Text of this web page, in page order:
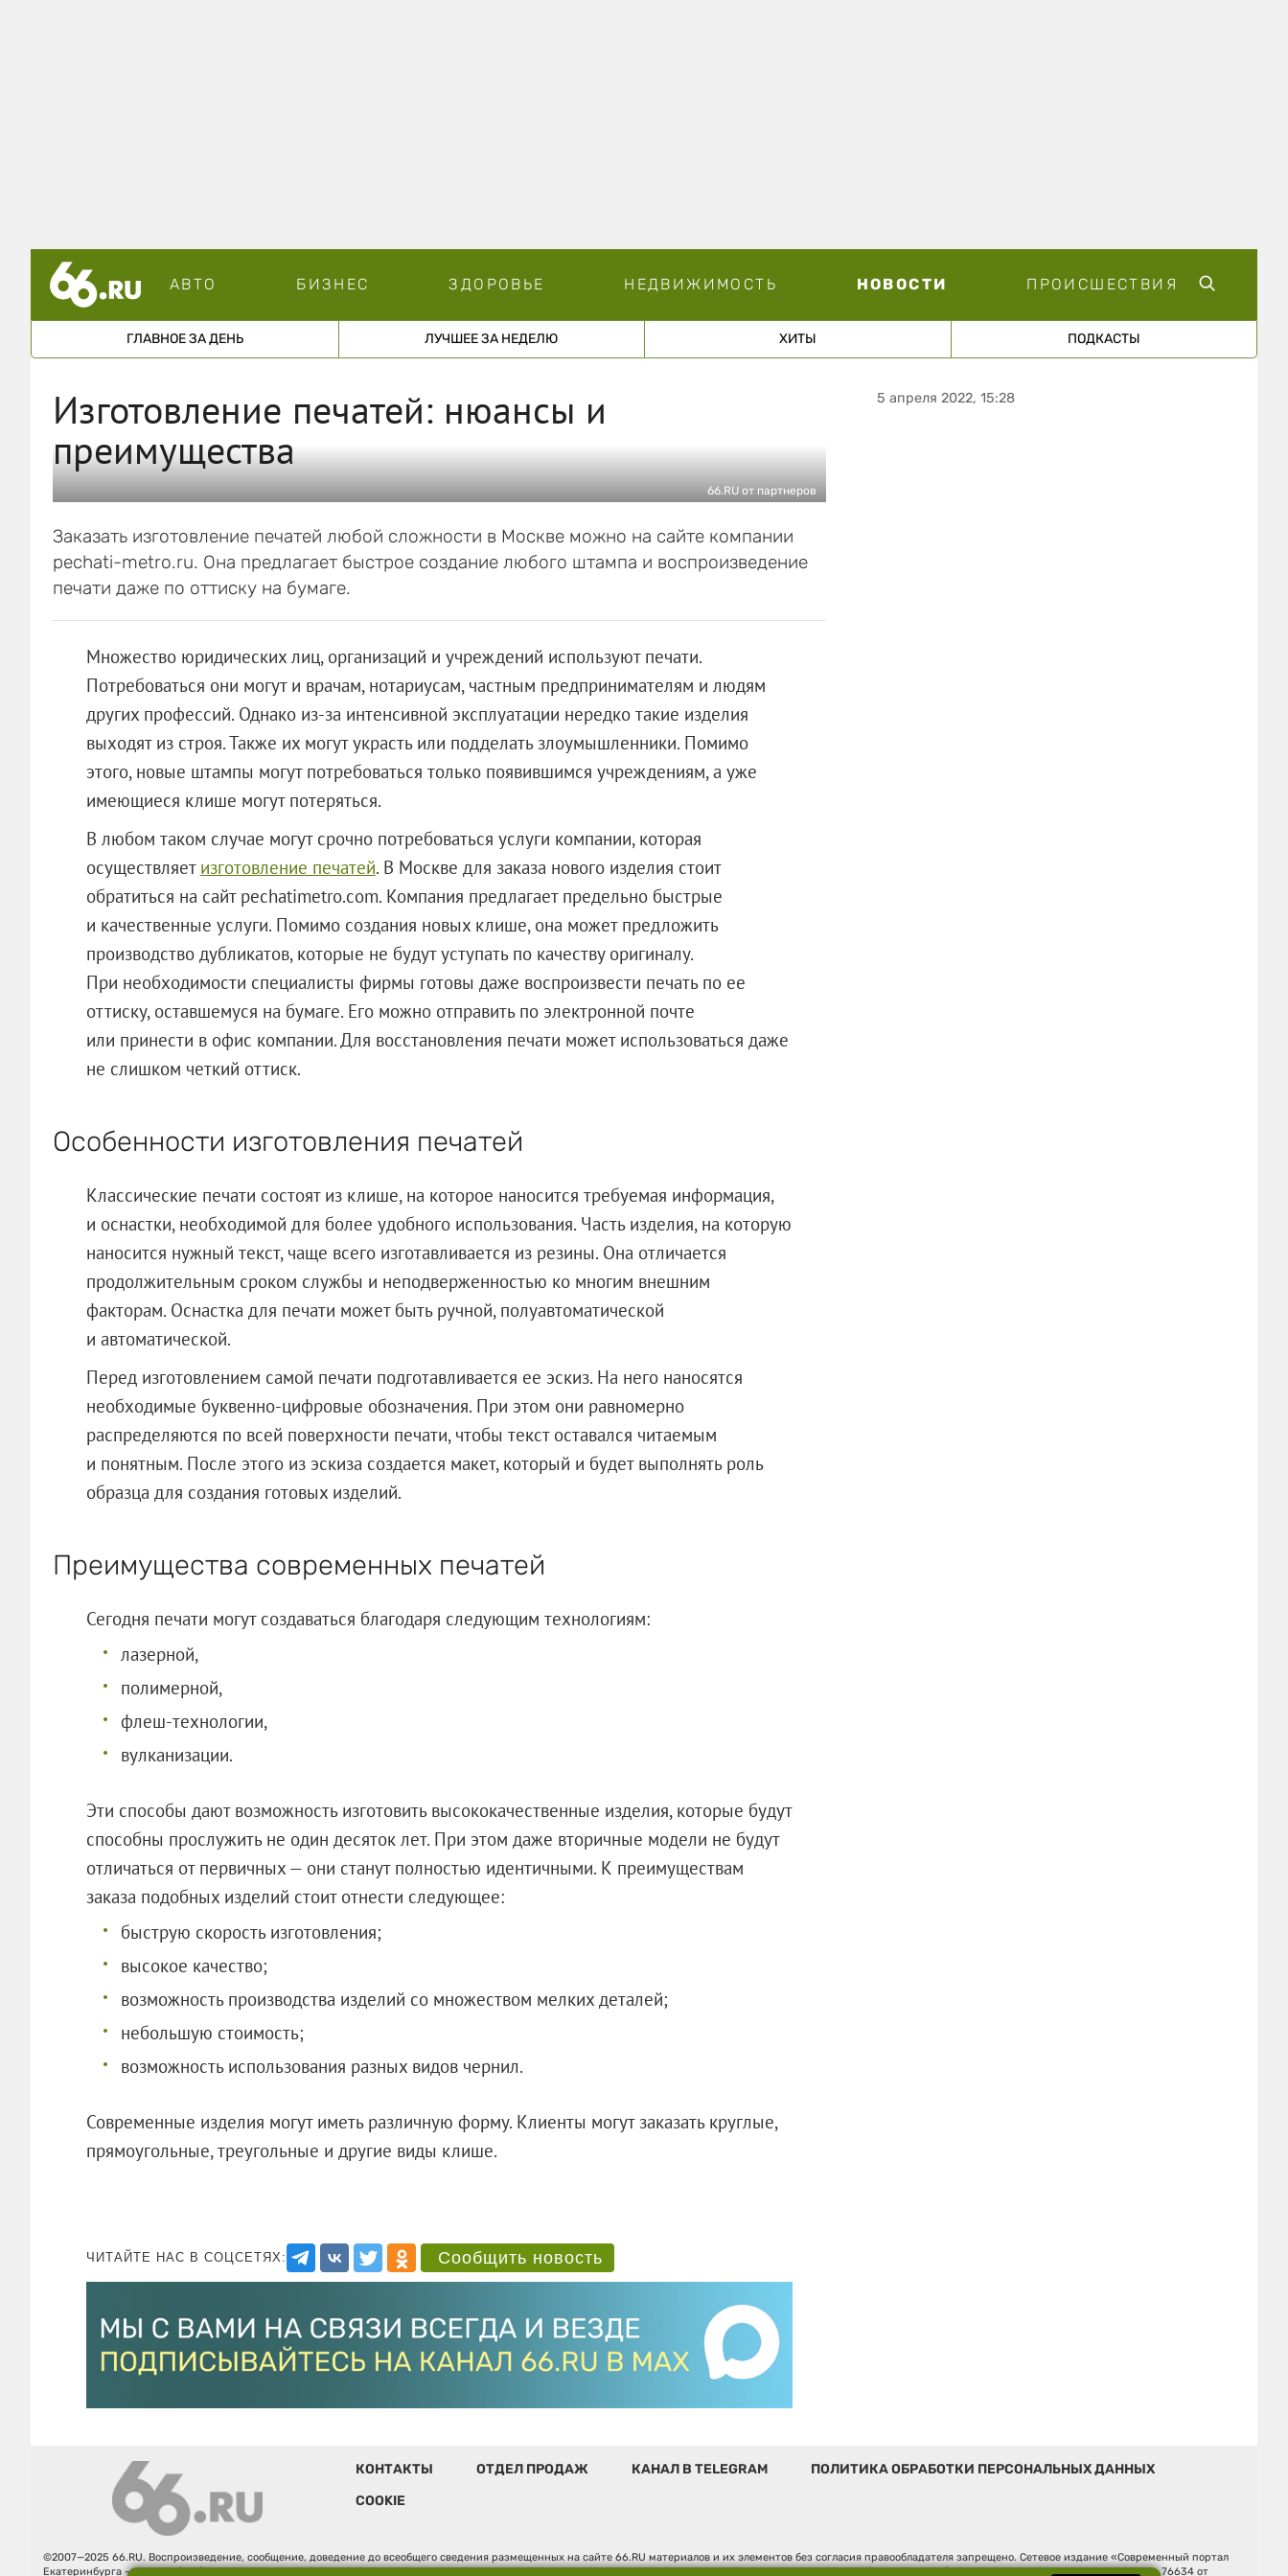
АВТО БИЗНЕС ЗДОРОВЬЕ НЕДВИЖИМОСТЬ НОВОСТИ ПРОИСШЕСТВИЯ
ГЛАВНОЕ ЗА ДЕНЬ ЛУЧШЕЕ ЗА НЕДЕЛЮ ХИТЫ ПОДКАСТЫ
Изготовление печатей: нюансы и
преимущества
66.RU от партнеров
Заказать изготовление печатей любой сложности в Москве можно на сайте компании
pechati-metro.ru. Она предлагает быстрое создание любого штампа и воспроизведение
печати даже по оттиску на бумаге.
Множество юридических лиц, организаций и учреждений используют печати.
Потребоваться они могут и врачам, нотариусам, частным предпринимателям и людям
других профессий. Однако из-за интенсивной эксплуатации нередко такие изделия
выходят из строя. Также их могут украсть или подделать злоумышленники. Помимо
этого, новые штампы могут потребоваться только появившимся учреждениям, а уже
имеющиеся клише могут потеряться.
В любом таком случае могут срочно потребоваться услуги компании, которая
осуществляет изготовление печатей. В Москве для заказа нового изделия стоит
обратиться на сайт pechatimetro.com. Компания предлагает предельно быстрые
и качественные услуги. Помимо создания новых клише, она может предложить
производство дубликатов, которые не будут уступать по качеству оригиналу.
При необходимости специалисты фирмы готовы даже воспроизвести печать по ее
оттиску, оставшемуся на бумаге. Его можно отправить по электронной почте
или принести в офис компании. Для восстановления печати может использоваться даже
не слишком четкий оттиск.
Особенности изготовления печатей
Классические печати состоят из клише, на которое наносится требуемая информация,
и оснастки, необходимой для более удобного использования. Часть изделия, на которую
наносится нужный текст, чаще всего изготавливается из резины. Она отличается
продолжительным сроком службы и неподверженностью ко многим внешним
факторам. Оснастка для печати может быть ручной, полуавтоматической
и автоматической.
Перед изготовлением самой печати подготавливается ее эскиз. На него наносятся
необходимые буквенно-цифровые обозначения. При этом они равномерно
распределяются по всей поверхности печати, чтобы текст оставался читаемым
и понятным. После этого из эскиза создается макет, который и будет выполнять роль
образца для создания готовых изделий.
Преимущества современных печатей
Сегодня печати могут создаваться благодаря следующим технологиям:
лазерной,
полимерной,
флеш-технологии,
вулканизации.
Эти способы дают возможность изготовить высококачественные изделия, которые будут
способны прослужить не один десяток лет. При этом даже вторичные модели не будут
отличаться от первичных — они станут полностью идентичными. К преимуществам
заказа подобных изделий стоит отнести следующее:
быструю скорость изготовления;
высокое качество;
возможность производства изделий со множеством мелких деталей;
небольшую стоимость;
возможность использования разных видов чернил.
Современные изделия могут иметь различную форму. Клиенты могут заказать круглые,
прямоугольные, треугольные и другие виды клише.
ЧИТАЙТЕ НАС В СОЦСЕТЯХ: Сообщить новость
5 апреля 2022, 15:28
КОНТАКТЫ ОТДЕЛ ПРОДАЖ КАНАЛ В TELEGRAM
ПОЛИТИКА ОБРАБОТКИ ПЕРСОНАЛЬНЫХ ДАННЫХ
COOKIE
©2007—2025 66.RU. Воспроизведение, сообщение, доведение до всеобщего сведения размещенных на сайте 66.RU материалов и их элементов без согласия правообладателя запрещено. Сетевое издание «Современный портал
Екатеринбурга — «66.ru» (18+) зарегистрировано Федеральной службой по надзору в сфере связи, информационных технологий и массовых коммуникаций (Роскомнадзор). Регистрационный номер ЭЛ № ФС 77 - 76634 от